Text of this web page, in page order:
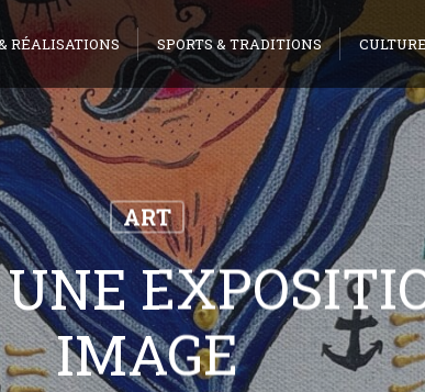
RÉALISATIONS SPORTS & TRADITIONS
ART
IMAGE